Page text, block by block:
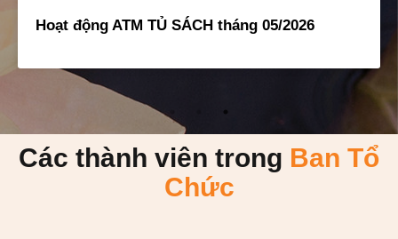
Hoạt động ATM TỦ SÁCH tháng 06/2026
Các thành viên trong Ban Tổ
Chức